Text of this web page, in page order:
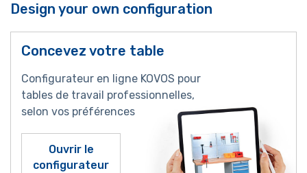
Design your own configuration
Concevez votre table
Configurateur en ligne KOVOS pour
tables de travail professionnelles,
selon vos préférences
Ouvrir le
configurateur